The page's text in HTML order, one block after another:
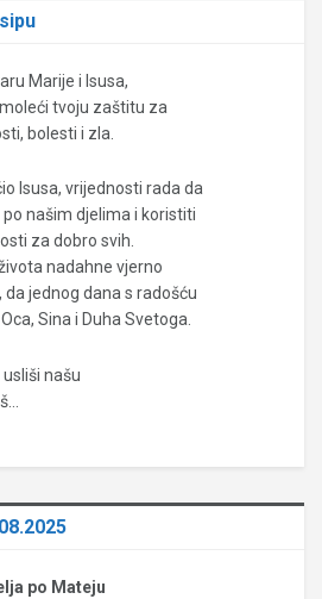
Marije i Isusa,
tvoju zaštitu za
bolesti i zla.
Isusa, vrijednosti rada da
našim djelima i koristiti
za dobro svih.
nadahne vjerno
jednog dana s radošću
Sina i Duha Svetoga.
usliši našu
po Mateju